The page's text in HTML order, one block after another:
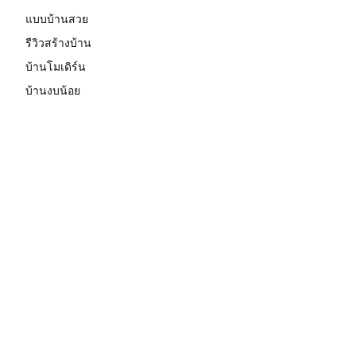
แบบบ้านสวย
รีวิวสร้างบ้าน
บ้านโมเดิร์น
บ้านงบน้อย